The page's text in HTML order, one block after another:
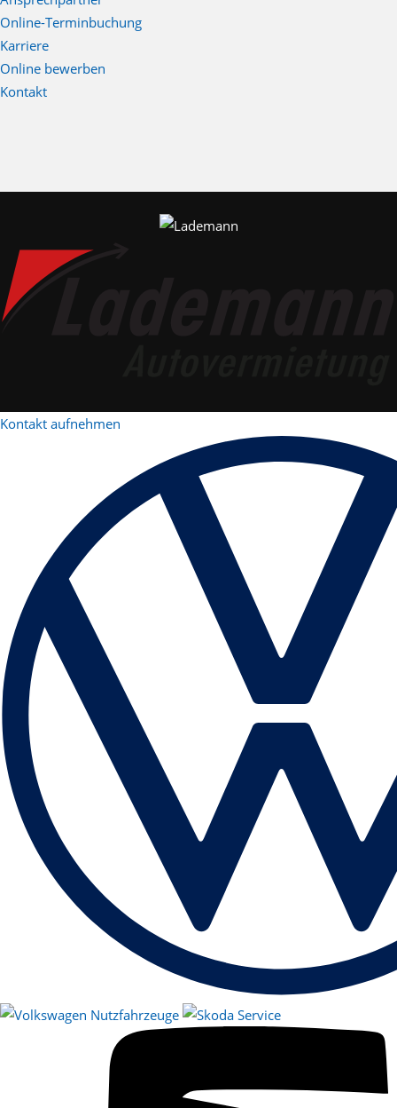
Online-Terminbuchung
Karriere
Online bewerben
Kontakt
Kontakt aufnehmen